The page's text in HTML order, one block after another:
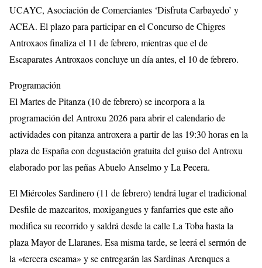
UCAYC, Asociación de Comerciantes ‘Disfruta Carbayedo’ y
ACEA. El plazo para participar en el Concurso de Chigres
Antroxaos finaliza el 11 de febrero, mientras que el de
Escaparates Antroxaos concluye un día antes, el 10 de febrero.
Programación
El Martes de Pitanza (10 de febrero) se incorpora a la
programación del Antroxu 2026 para abrir el calendario de
actividades con pitanza antroxera a partir de las 19:30 horas en la
plaza de España con degustación gratuita del guiso del Antroxu
elaborado por las peñas Abuelo Anselmo y La Pecera.
El Miércoles Sardinero (11 de febrero) tendrá lugar el tradicional
Desfile de mazcaritos, moxigangues y fanfarries que este año
modifica su recorrido y saldrá desde la calle La Toba hasta la
plaza Mayor de Llaranes. Esa misma tarde, se leerá el sermón de
la «tercera escama» y se entregarán las Sardinas Arenques a